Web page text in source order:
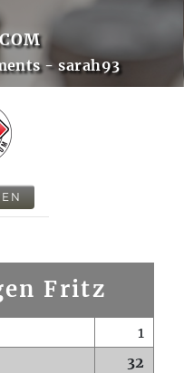
- sarah93
Fritz
1
32